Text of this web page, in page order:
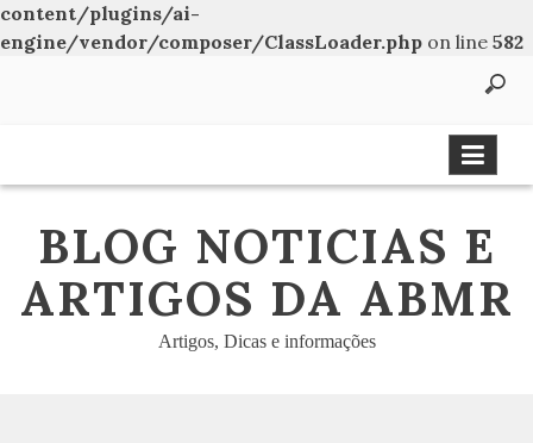
content/plugins/ai-
engine/vendor/composer/ClassLoader.php on line 582
BLOG NOTICIAS E
ARTIGOS DA ABMR
Artigos, Dicas e informações